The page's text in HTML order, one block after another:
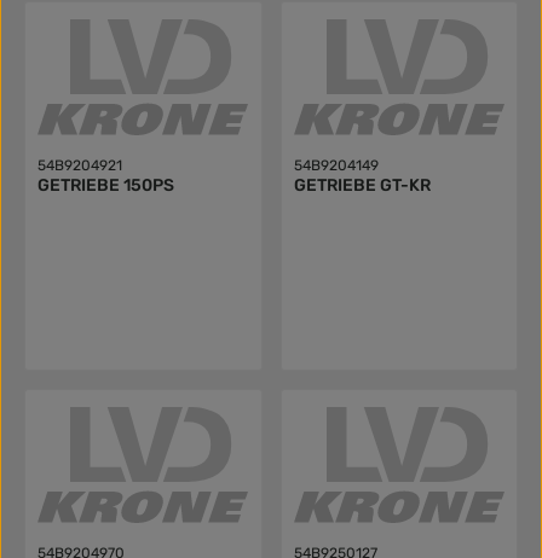
54B9204921
GETRIEBE 150PS
54B9204149
GETRIEBE GT-KR
54B9204970 54B9250127